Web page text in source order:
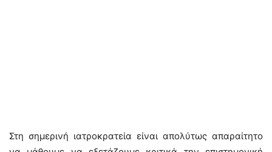
Στη σημερινή ιατροκρατεία είναι απολύτως απαραίτητο